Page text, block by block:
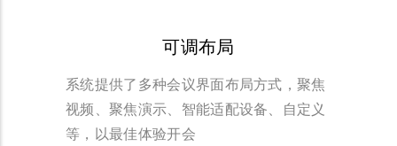
可调布局
系统提供了多种会议界面布局方式，聚焦
视频、聚焦演示、智能适配设备、自定义
等，以最佳体验开会